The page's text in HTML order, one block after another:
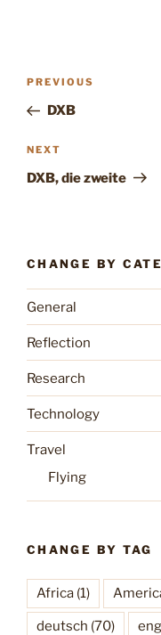
Post
Previous
Post
PREVIOUS
DXB
Next
Post
NEXT
DXB, die zweite
CHANGE BY
General
Reflection
Research
Technology
Travel
Flying
CHANGE BY TAG
Africa (1)
deutsch (70)